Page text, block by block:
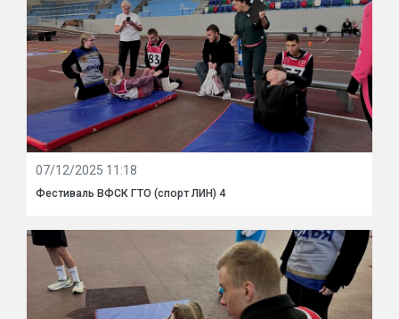
07/12/2025 11:18
Фестиваль ВФСК ГТО (спорт ЛИН) 4